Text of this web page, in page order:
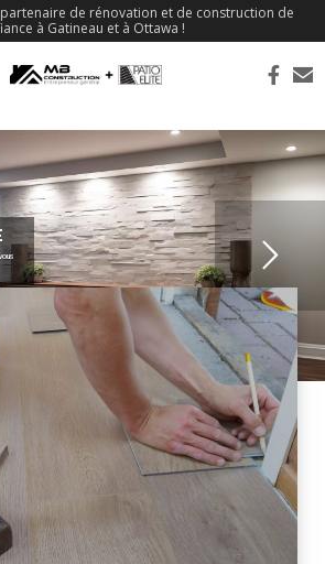
de rénovation et de construction de
à Gatineau et à Ottawa !